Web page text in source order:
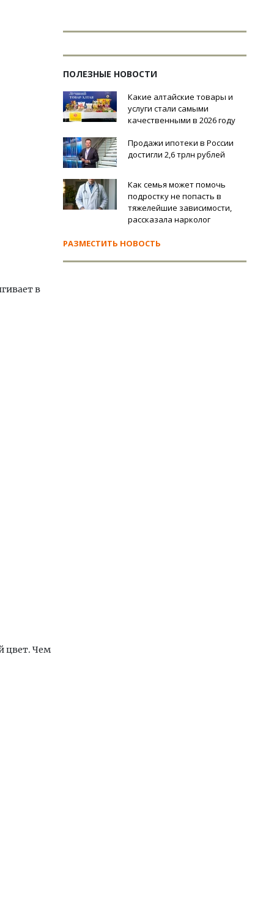
в
цвет. Чем
ПОЛЕЗНЫЕ НОВОСТИ
Какие алтайские товары и
услуги стали самыми
качественными в 2026 году
Продажи ипотеки в России
достигли 2,6 трлн рублей
Как семья может помочь
подростку не попасть в
тяжелейшие зависимости,
рассказала нарколог
РАЗМЕСТИТЬ НОВОСТЬ